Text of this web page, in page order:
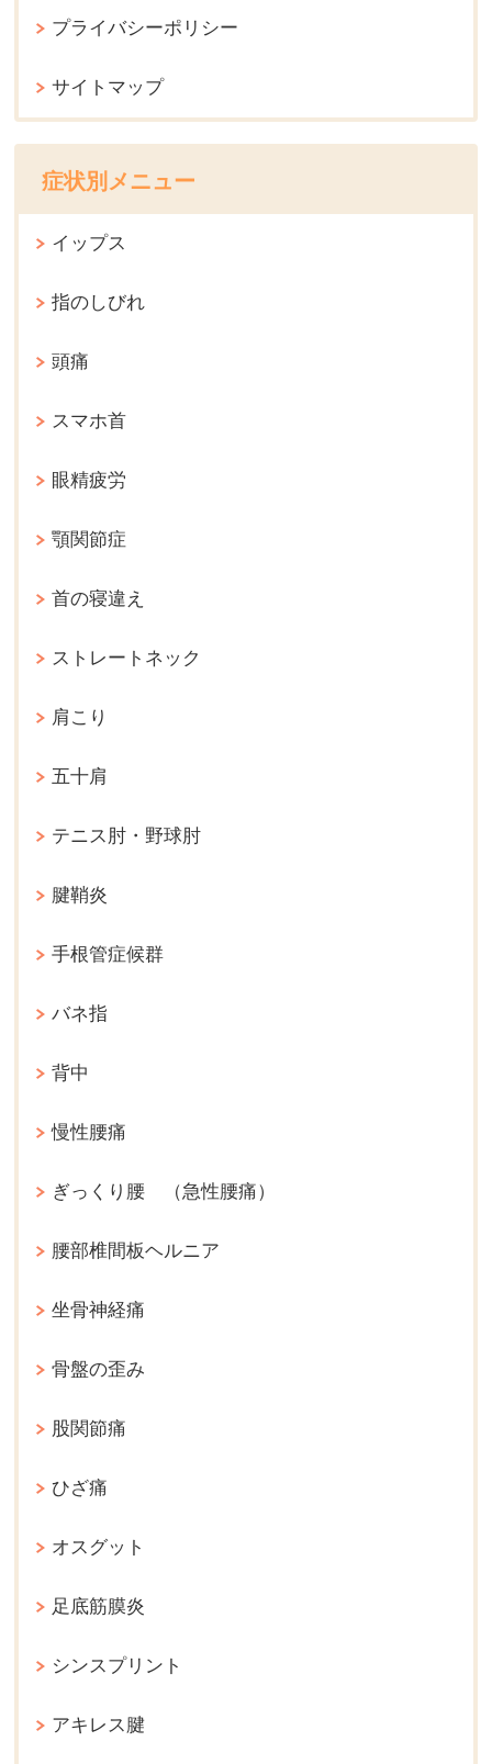
プライバシーポリシー
サイトマップ
症状別メニュー
イップス
指のしびれ
頭痛
スマホ首
眼精疲労
顎関節症
首の寝違え
ストレートネック
肩こり
五十肩
テニス肘・野球肘
腱鞘炎
手根管症候群
バネ指
背中
慢性腰痛
ぎっくり腰 （急性腰痛）
腰部椎間板ヘルニア
坐骨神経痛
骨盤の歪み
股関節痛
ひざ痛
オスグット
足底筋膜炎
シンスプリント
アキレス腱